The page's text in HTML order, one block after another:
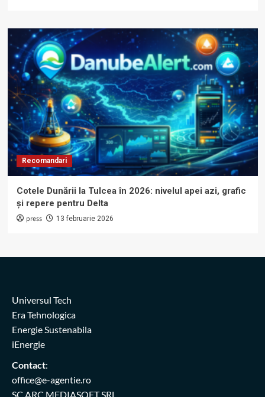
Recomandari
Cotele Dunării la Tulcea în 2026: nivelul apei azi, grafic
și repere pentru Delta
press 13 februarie 2026
Universul Tech
Era Tehnologica
Energie Sustenabila
iEnergie
Contact:
office@e-agentie.ro
SC ARC MEDIASOFT SRL